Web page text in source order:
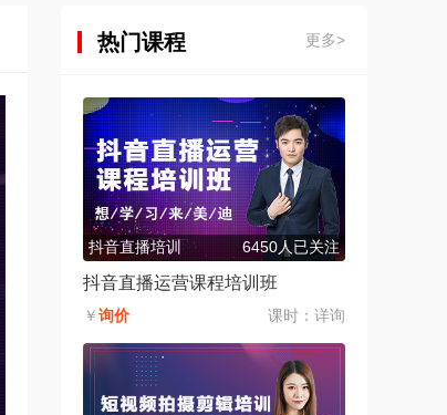
热门课程 更多>
抖音直播培训 6450人已关注
抖音直播运营课程培训班
￥询价 课时： 详询